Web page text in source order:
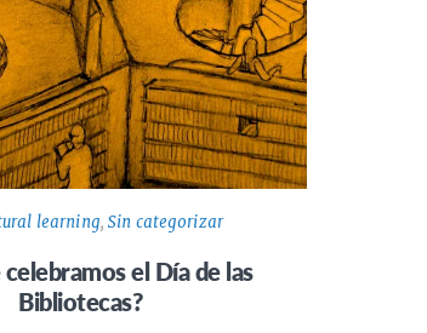
learning,Sin categorizar
el Día de las
Bibliotecas?